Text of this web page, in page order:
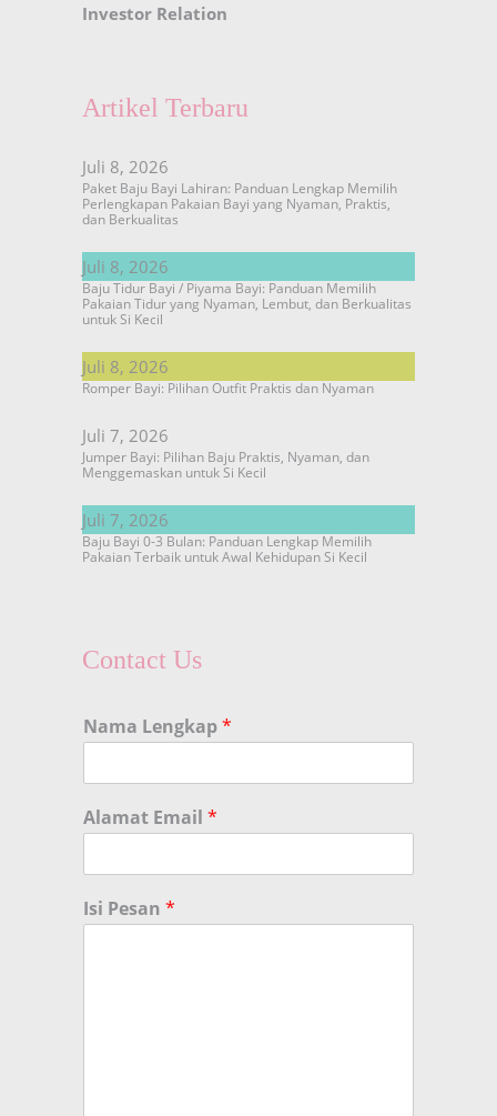
Investor Relation
Artikel Terbaru
Juli 8, 2026
Paket Baju Bayi Lahiran: Panduan Lengkap Memilih
Perlengkapan Pakaian Bayi yang Nyaman, Praktis,
dan Berkualitas
Juli 8, 2026
Baju Tidur Bayi / Piyama Bayi: Panduan Memilih
Pakaian Tidur yang Nyaman, Lembut, dan Berkualitas
untuk Si Kecil
Juli 8, 2026
Romper Bayi: Pilihan Outfit Praktis dan Nyaman
Juli 7, 2026
Jumper Bayi: Pilihan Baju Praktis, Nyaman, dan
Menggemaskan untuk Si Kecil
Juli 7, 2026
Baju Bayi 0-3 Bulan: Panduan Lengkap Memilih
Pakaian Terbaik untuk Awal Kehidupan Si Kecil
Contact Us
Nama Lengkap*
Alamat Email *
Isi Pesan *